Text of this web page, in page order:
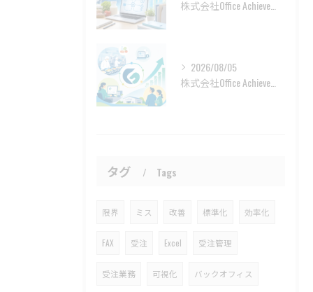
2026/08/05
タグ Tags
限界 ミス 改善 標準化 効率化
FAX 受注 Excel 受注管理
受注業務 可視化 バックオフィス